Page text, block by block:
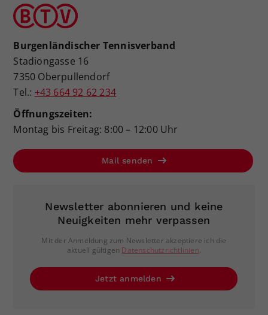
Burgenländischer Tennisverband
Stadiongasse 16
7350 Oberpullendorf
Tel.: +43 664 92 62 234
Öffnungszeiten:
Montag bis Freitag: 8:00 – 12:00 Uhr
Mail senden
Newsletter abonnieren und keine
Neuigkeiten mehr verpassen
Mit der Anmeldung zum Newsletter akzeptiere ich die
aktuell gültigen Datenschutzrichtlinien.
Jetzt anmelden